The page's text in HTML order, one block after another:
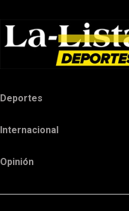
Deportes
Internacional
Opinión